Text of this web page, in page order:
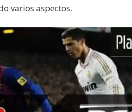
varios aspectos.